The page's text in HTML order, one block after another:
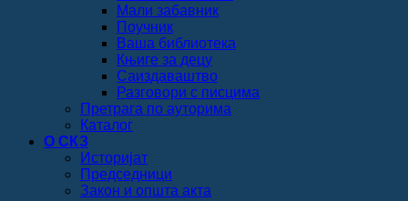
Мали забавник
Поучник
Ваша библиотека
Књиге за децу
Саиздаваштво
Разговори с писцима
Претрага по ауторима
Каталог
О СКЗ
Историјат
Председници
Закон и општа акта